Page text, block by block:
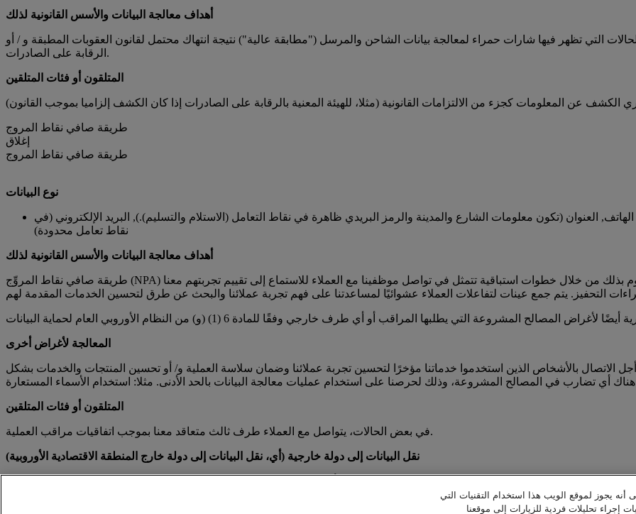
أهداف معالجة البيانات والأسس القانونية لذلك
التي تظهر فيها شارات حمراء لمعالجة بيانات الشاحن والمرسل ("مطابقة عالية") نتيجة انتهاك محتمل لقانون العقوبات المطبقة و / أو
الرقابة على الصادرات.
المتلقون أو فئات المتلقين
طريقة صافي نقاط المروج
إغلاق
طريقة صافي نقاط المروج
نوع البيانات
العنوان (تكون معلومات الشارع والمدينة والرمز البريدي ظاهرة في نقاط التعامل (الاستلام والتسليم).), البريد الإلكتروني (في
نقاط تعامل محدودة)
أهداف معالجة البيانات والأسس القانونية لذلك
طريقة صافي نقاط المروِّج (NPA) هي إحدى طرق دي إتش إل لتجميع أراء العملاء وقياس تجربتهم. نقوم بذلك من خلال خطوات استباقية تتمثل في تواصل موظفينا مع العملاء للاستماع إلى تقييم تجربتهم معنا
بالأشخاص الذين استخدموا خدماتنا مؤخرًا لتحسين تجربة عملائنا وضمان سلاسة العملية و/ أو تحسين المنتجات والخدمات بشكل
المتلقون أو فئات المتلقين
في بعض الحالات، يتواصل مع العملاء طرف ثالث متعاقد معنا بموجب اتفاقيات مراقب العملية.
نقل البيانات إلى دولة خارجية (أي، نقل البيانات إلى دولة خارج المنطقة الاقتصادية الأوروبية)
أنه يجوز لموقع الويب هذا استخدام التقنيات التي
إجراء تحليلات فردية للزيارات إلى موقعنا